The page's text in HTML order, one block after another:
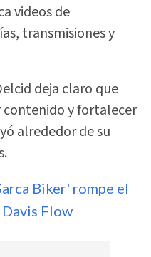
videos de
transmisiones y
deja claro que
contenido y fortalecer
alrededor de su
Biker' rompe el
Flow